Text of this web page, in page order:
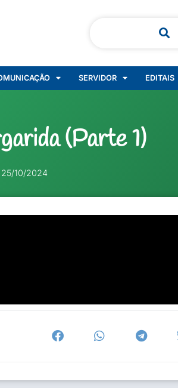
SERVIDOR EDITAIS
(Parte 1)
25/10/2024